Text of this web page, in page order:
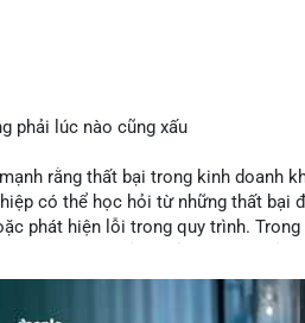
phải lúc nào cũng xấu
rằng thất bại trong kinh doanh
có thể học hỏi từ những thất bại
phát hiện lỗi trong quy trình.
dụng vào các mô hình kinh doanh